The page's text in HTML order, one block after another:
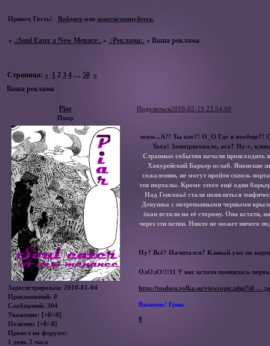
Привет, Гость! Войдитеили зарегистрируйтесь.
» .:Soul Eater a New Menace:. ».:Реклама:. »Ваша реклама
Ваша реклама
Страница: « 1 2 3 4 … 50 »
Поделиться2010-02-19 23:54:00
Piar
Пиар
Зарегистрирован: 2010-01-04
Приглашений: 0
Сообщений: 304
Уважение: [+0/-0]
Позитив: [+0/-0]
Провел на форуме:
1 день 2 часа
ммм...А?! Ты кто?! О_О Где я вообще?!
Тохо! Заинтриговало, ага? Ну-с,
Странные события начали происходить
Хакурейский Барьер ослаб. Японские
сожалению, не могут пройти сквозь
эти порталы. Кроме этого ещё один
Над Генсокьё стали появляться
Девушка с потрепанными черными
ёкаи встали на её сторону. Она кстати,
через эти ветви. Никто не может ничего
Ну? Всё? Начитался? Кликай уже по
ОлОлО!!!11 У нас кстати появилась
http://touhou.rolka.su/viewtopic.php?id …
Взаимно! Грин.
0